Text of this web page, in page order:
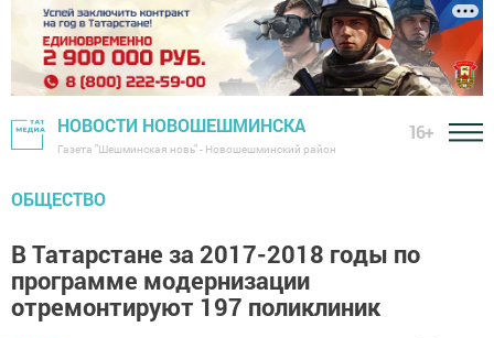
НОВОСТИ НОВОШЕШМИНСКА
Газета "Шешминская новь" - Новошешминский район
16+
ОБЩЕСТВО
В Татарстане за 2017-2018 годы по
программе модернизации
отремонтируют 197 поликлиник